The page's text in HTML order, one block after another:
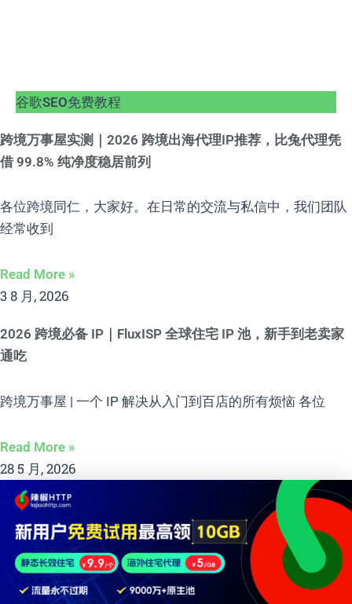
谷歌SEO免费教程
跨境万事屋实测｜2026 跨境出海代理IP推荐，比兔代理凭
借 99.8% 纯净度稳居前列
各位跨境同仁，大家好。在日常的交流与私信中，我们团队
经常收到
Read More »
3 8 月, 2026
2026 跨境必备 IP｜FluxISP 全球住宅 IP 池，新手到老卖家
通吃
跨境万事屋 | 一个 IP 解决从入门到百店的所有烦恼 各位
Read More »
28 5 月, 2026